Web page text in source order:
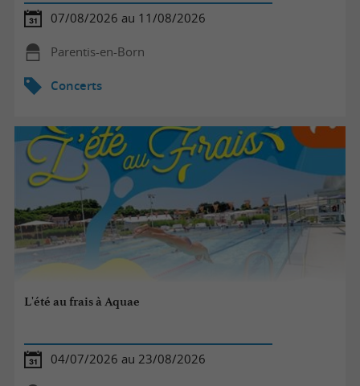
07/08/2026 au 11/08/2026
Parentis-en-Born
Concerts
L'été au frais à Aquae
04/07/2026 au 23/08/2026